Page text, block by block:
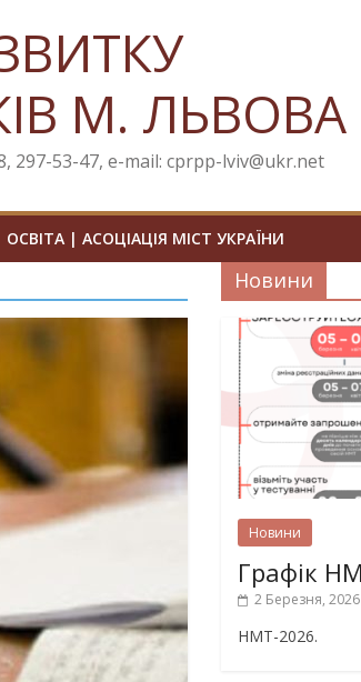
М. ЛЬВОВА
297-53-47, e-mail: cprpp-lviv@ukr.net
ОСВІТА | АСОЦІАЦІЯ МІСТ УКРАЇНИ
Новини
Новини
Графік
2 Березня, 2026
НМТ-2026.